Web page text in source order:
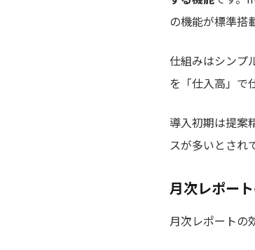
の機能が標準搭
仕組みはシンプ
を「仕入高」で
導入初期は提案
スが多いとされ
月次レポー
月次レポートの